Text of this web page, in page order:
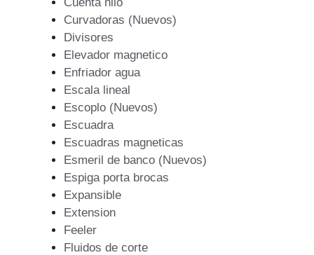
Curvadoras (Nuevos)
Divisores
Elevador magnetico
Enfriador agua
Escala lineal
Escoplo (Nuevos)
Escuadra
Escuadras magneticas
Esmeril de banco (Nuevos)
Espiga porta brocas
Expansible
Extension
Feeler
Fluidos de corte